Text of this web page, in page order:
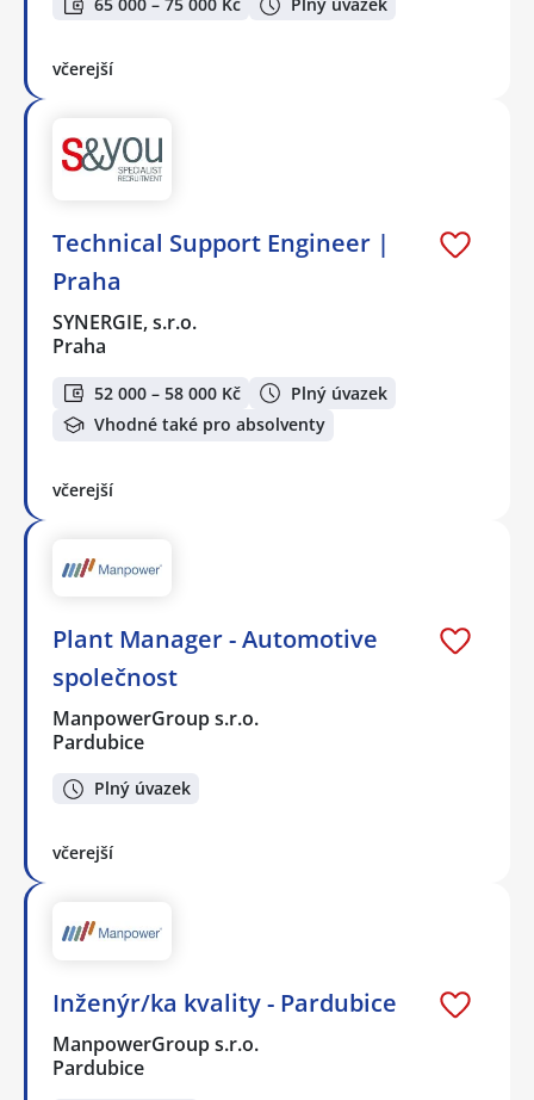
včerejší
Technical Support Engineer |
Praha
SYNERGIE, s.r.o.
Praha
52 000 – 58 000 Kč
Plný úvazek
Vhodné také pro absolventy
včerejší
Plant Manager - Automotive
společnost
ManpowerGroup s.r.o.
Pardubice
Plný úvazek
včerejší
Inženýr/ka kvality - Pardubice
ManpowerGroup s.r.o.
Pardubice